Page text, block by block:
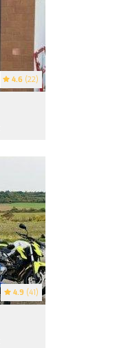
4.6 (22)
4.9 (41)